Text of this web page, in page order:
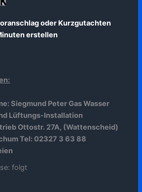
oder Kurzgutachten
erstellen
Siegmund Peter Gas Wasser
Lüftungs-Installation
Ottostr. 27A, (Wattenscheid)
Tel: 02327 3 63 88
folgt